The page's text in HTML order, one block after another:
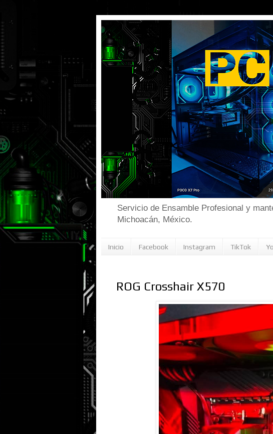
Servicio de Ensamble Profesional y
Michoacán, México.
Inicio Facebook Instagram TikTok
ROG Crosshair X570